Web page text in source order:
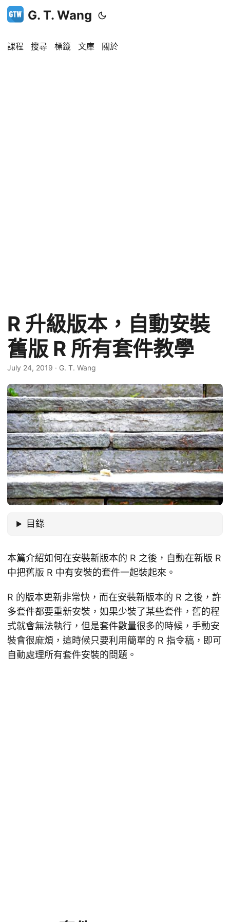
G. T. Wang
課程 搜尋 標籤 文庫 關於
R 升級版本，自動安裝
舊版 R 所有套件教學
July 24, 2019 · G. T. Wang
目錄
本篇介紹如何在安裝新版本的 R 之後，自動在新版 R
中把舊版 R 中有安裝的套件一起裝起來。
R 的版本更新非常快，而在安裝新版本的 R 之後，許
多套件都要重新安裝，如果少裝了某些套件，舊的程
式就會無法執行，但是套件數量很多的時候，手動安
裝會很麻煩，這時候只要利用簡單的 R 指令稿，即可
自動處理所有套件安裝的問題。